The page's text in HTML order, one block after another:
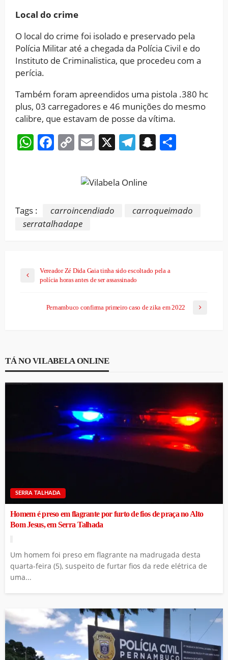
Local do crime
O local do crime foi isolado e preservado pela
Polícia Militar até a chegada da Polícia Civil e do
Instituto de Criminalistica, que procedeu com a
perícia.
Também foram apreendidos uma pistola .380 hc
plus, 03 carregadores e 46 munições do mesmo
calibre, que estavam de posse da vítima.
WhatsApp
Facebook
CopyEmail
X Telegram
Snapchat
Tags : carroincendiado
carroqueimado
serratalhadape
Vereador Zé Dida Gaia tinha sido escoltado pela a
polícia horas antes de ser assassinado
Pernambuco confirma primeiro caso de zika em 2022
TÁ NO VILABELA ONLINE
SERRA TALHADA
Homem é preso em flagrante por furto de fios de praça no Alto
Bom Jesus, em Serra Talhada
Um homem foi preso em flagrante na madrugada desta
quarta-feira (5), suspeito de furtar fios da rede elétrica de
uma...